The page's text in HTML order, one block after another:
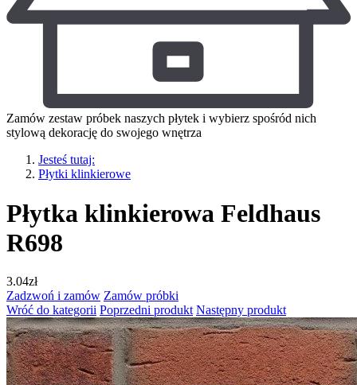
Zamów zestaw próbek naszych płytek i wybierz spośród nich
stylową dekorację do swojego wnętrza
Jesteś tutaj:
Płytki klinkierowe
Płytka klinkierowa Feldhaus
R698
3.04zł
Zadzwoń i zamów Zamów próbki
Wróć do kategorii Poprzedni produkt Następny produkt